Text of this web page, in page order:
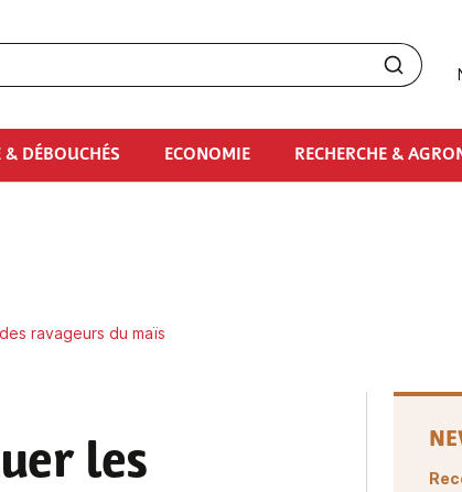
DÉBOUCHÉS ECONOMIE RECHERCHE &
ravageurs du maïs
les